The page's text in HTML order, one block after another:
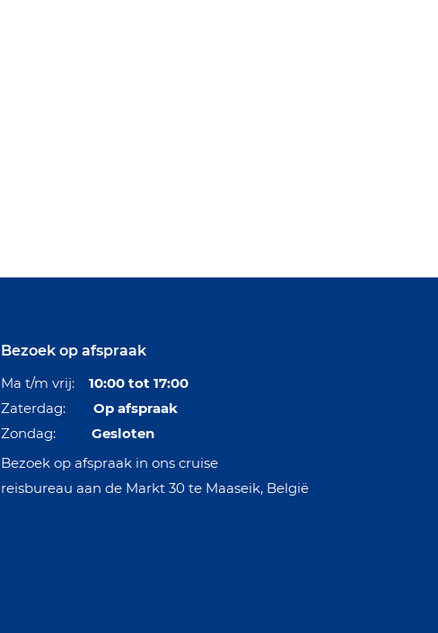
Bezoek op afspraak
Ma t/m vrij: 10:00 tot 17:00
Zaterdag: Op afspraak
Zondag: Gesloten
Bezoek op afspraak in ons cruise
reisbureau aan de Markt 30 te Maaseik, België